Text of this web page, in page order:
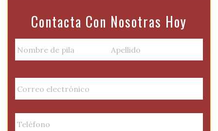
Contacta Con Nosotras Hoy
a
e
(
R
q
de
pila
E
m
a
i
l
P
h